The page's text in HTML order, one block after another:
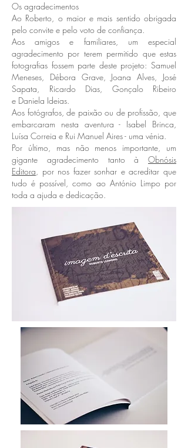
Os agradecimentos
Ao Roberto, o maior e mais sentido obrigada
pelo convite e pelo voto de confiança.
Aos amigos e familiares, um especial
agradecimento por terem permitido que estas
fotografias fossem parte deste projeto: Samuel
Meneses, Débora Grave, Joana Alves, José
Sapata, Ricardo Dias, Gonçalo Ribeiro
e Daniela Ideias.
Aos fotógrafos, de paixão ou de profissão, que
embarcaram nesta aventura - Isabel Brinca,
Luísa Correia e Rui Manuel Aires - uma vénia.
Por último, mas não menos importante, um
gigante agradecimento tanto à Obnósis
Editora, por nos fazer sonhar e acreditar que
tudo é possível, como ao António Limpo por
toda a ajuda e dedicação.